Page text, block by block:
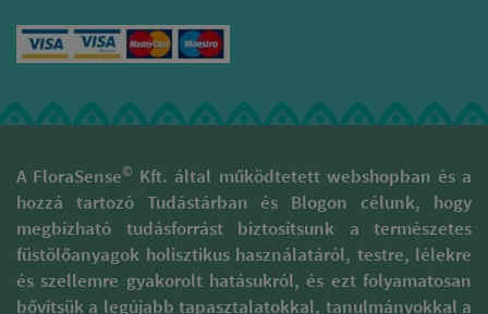
A FloraSense© Kft. által működtetett webshopban és a
hozzá tartozó Tudástárban és Blogon célunk, hogy
megbízható tudásforrást biztosítsunk a természetes
füstölőanyagok holisztikus használatáról, testre, lélekre
és szellemre gyakorolt hatásukról, és ezt folyamatosan
bővítsük a legújabb tapasztalatokkal, tanulmányokkal a